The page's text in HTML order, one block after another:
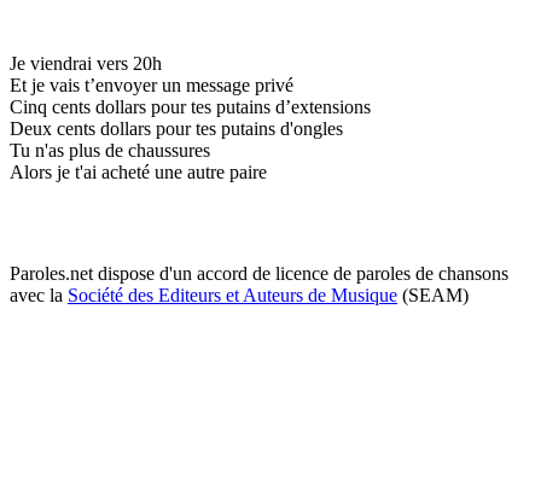
Je viendrai vers 20h
Et je vais t’envoyer un message privé
Cinq cents dollars pour tes putains d’extensions
Deux cents dollars pour tes putains d'ongles
Tu n'as plus de chaussures
Alors je t'ai acheté une autre paire
Paroles.net dispose d'un accord de licence de paroles de chansons
avec la Société des Editeurs et Auteurs de Musique (SEAM)